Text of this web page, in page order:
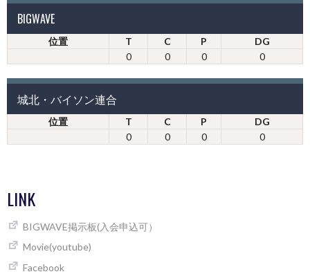
BIGWAVE
位置 T C P
DG
0
0 0 0
城北・バイソン連合
位置 T C P
DG
0
0 0 0
LINK
BIGWAVE掲示板(入会申込可）
Movie(youtube)
Facebook